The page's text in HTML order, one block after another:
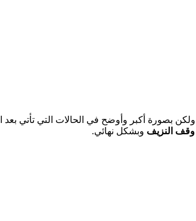
بصورة أكبر وأوضح في الحالات التي تأتي بعد
وقف النزيف وبشكل نهائي.